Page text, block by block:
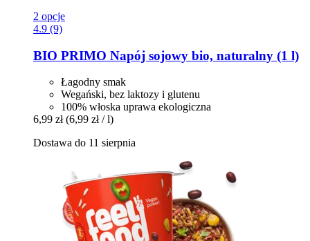
2 opcje
4.9 (9)
BIO PRIMO Napój sojowy bio, naturalny (1 l)
Łagodny smak
Wegański, bez laktozy i glutenu
100% włoska uprawa ekologiczna
6,99 zł (6,99 zł / l)
Dostawa do 11 sierpnia